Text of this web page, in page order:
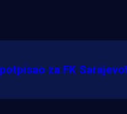
za FK Sarajevo!